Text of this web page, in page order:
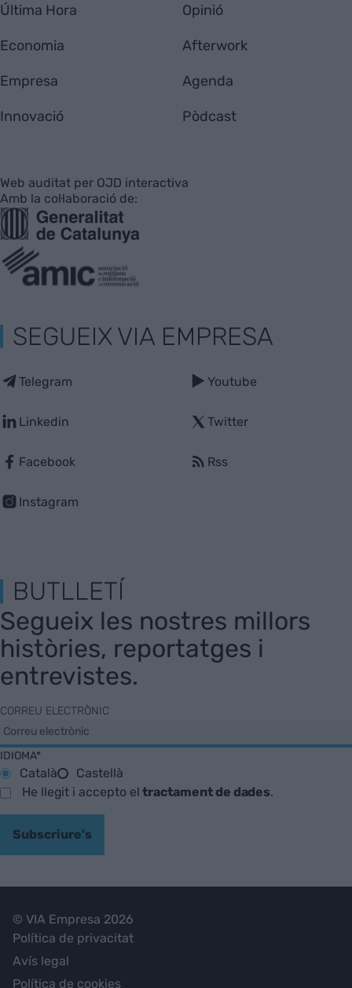
Última Hora
Economia
Empresa
Innovació
Opinió
Afterwork
Agenda
Pòdcast
Web auditat per OJD interactiva
Amb la col·laboració de:
SEGUEIX VIA EMPRESA
Telegram
Linkedin
Facebook
Instagram
Youtube
Twitter
Rss
BUTLLETÍ
Segueix les nostres millors
històries, reportatges i
entrevistes.
CORREU ELECTRÒNIC
IDIOMA*
Català
Castellà
He llegit i accepto eltractament de dades.
Subscriure's
© VIA Empresa 2026
Política de privacitat
Avís legal
Política de cookies